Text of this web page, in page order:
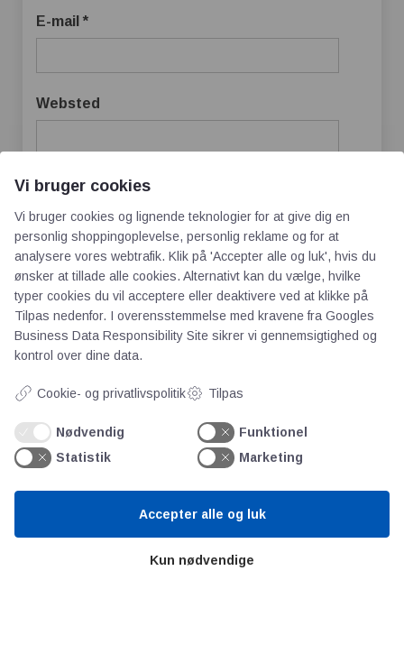
E-mail *
Websted
Gem mit navn, mail og websted i denne
browser til næste gang jeg kommenterer.
AOT
Vi bruger cookies
Vi bruger cookies og lignende teknologier for at give dig en
personlig shoppingoplevelse, personlig reklame og for at
analysere vores webtrafik. Klik på 'Accepter alle og luk', hvis du
ønsker at tillade alle cookies. Alternativt kan du vælge, hvilke
typer cookies du vil acceptere eller deaktivere ved at klikke på
Tilpas nedenfor. I overensstemmelse med kravene fra Googles
Business Data Responsibility Site sikrer vi gennemsigtighed og
kontrol over dine data.
Cookie- og privatlivspolitik Tilpas
Nødvendig
Funktionel
Statistik
Marketing
Kun nødvendige
Accepter alle og luk